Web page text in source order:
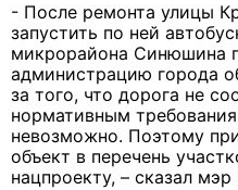
- После ремонта улицы
запустить по ней
микрорайона Синюшина
администрацию города
за того, что дорога не
нормативным
невозможно. Поэтому
объект в перечень
нацпроекту, ­– сказал